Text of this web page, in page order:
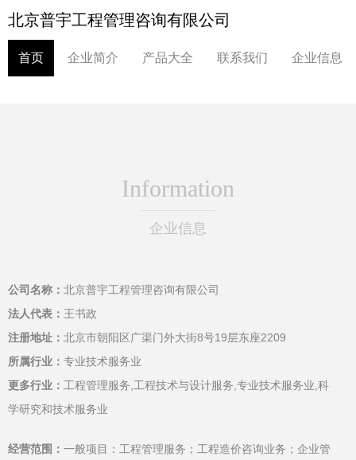
北京普宇工程管理咨询有限公司
首页 企业简介 产品大全 联系我们 企业信息
Information
企业信息
公司名称： 北京普宇工程管理咨询有限公司
法人代表： 王书政
注册地址： 北京市朝阳区广渠门外大街8号19层东座2209
所属行业： 专业技术服务业
更多行业： 工程管理服务,工程技术与设计服务,专业技术服务业,科
学研究和技术服务业
经营范围： 一般项目：工程管理服务；工程造价咨询业务；企业管